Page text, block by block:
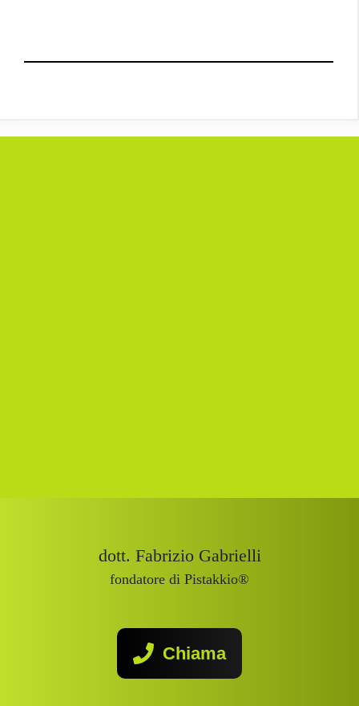
dott. Fabrizio Gabrielli
fondatore di Pistakkio®
Chiama